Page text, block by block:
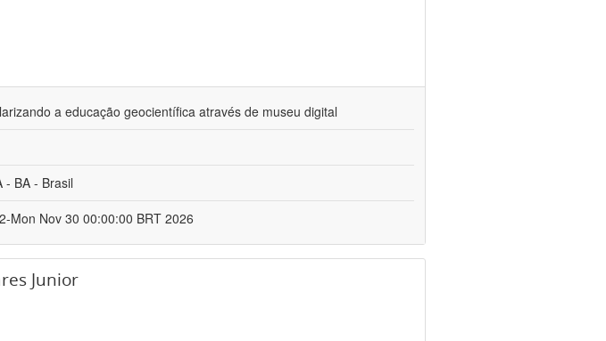
a educação geocientífica através de museu digital
- BA - Brasil
Mon Nov 30 00:00:00 BRT 2026
Junior